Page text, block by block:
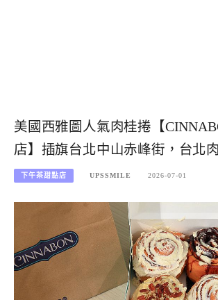
美國西雅圖人氣肉桂捲【
店】插旗台北中山赤峰街，台北
下午茶甜點店 UPSSMILE 2026-07-01